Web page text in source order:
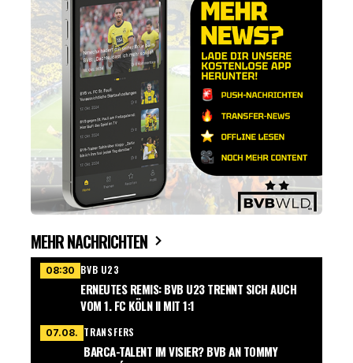
MEHR NACHRICHTEN
08:30 BVB U23
ERNEUTES REMIS: BVB U23 TRENNT SICH AUCH
VOM 1. FC KÖLN II MIT 1:1
07.08. TRANSFERS
BARCA-TALENT IM VISIER? BVB AN TOMMY